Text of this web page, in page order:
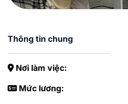
Thông tin chung
Nơi làm việc:
Mức lương: